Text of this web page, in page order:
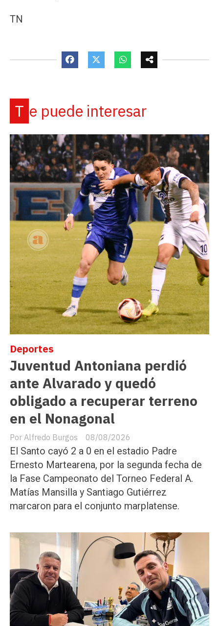
TN
Te puede interesar
Juventud Antoniana perdió
ante Alvarado y quedó
obligado a recuperar terreno
en el Nonagonal
Alfredo Burgos
Deportes
08/08/2026
El Santo cayó 2 a 0 en el estadio Padre
Ernesto Martearena, por la segunda fecha de
la Fase Campeonato del Torneo Federal A.
Matías Mansilla y Santiago Gutiérrez
marcaron para el conjunto marplatense.